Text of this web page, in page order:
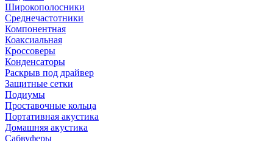
Широкополосники
Среднечастотники
Компонентная
Коаксиальная
Кроссоверы
Конденсаторы
Раскрыв под драйвер
Защитные сетки
Подиумы
Проставочные кольца
Портативная акустика
Домашняя акустика
Сабвуферы